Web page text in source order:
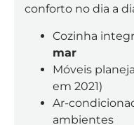
conforto no dia a
Cozinha
mar
Móveis
em 2021)
Ar-
ambientes